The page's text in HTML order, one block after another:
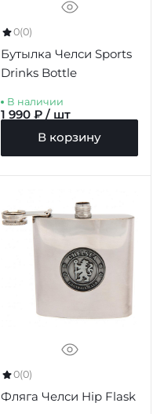
0(0)
Бутылка Челси Sports
Drinks Bottle
В наличии
1 990 ₽ / шт
В корзину
0(0)
Фляга Челси Hip Flask